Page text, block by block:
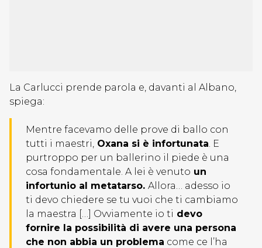
La Carlucci prende parola e, davanti al Albano,
spiega:
Mentre facevamo delle prove di ballo con
tutti i maestri, Oxana si è infortunata. E
purtroppo per un ballerino il piede è una
cosa fondamentale. A lei è venuto un
infortunio al metatarso. Allora… adesso io
ti devo chiedere se tu vuoi che ti cambiamo
la maestra […] Ovviamente io ti devo
fornire la possibilità di avere una persona
che non abbia un problema come ce l’ha